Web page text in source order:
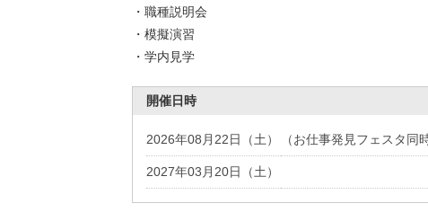
・職種説明会
・模擬演習
・学内見学
開催日時
2026年08月22日（土） （お仕事発見フェスタ同
2027年03月20日（土）